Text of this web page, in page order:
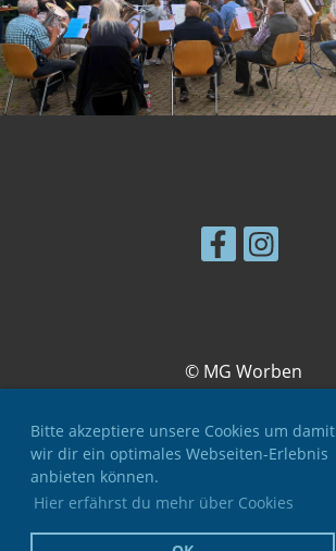
Bitte akzeptiere unsere Cookies um damit
wir dir ein optimales Webseiten-Erlebnis
anbieten können.
Hier erfährst du mehr über Cookies
© MG Worben
Impressum
Datenschutz